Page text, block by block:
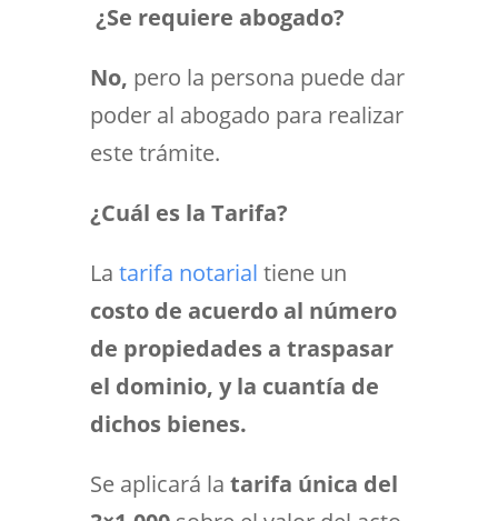
¿Se requiere abogado?
No, pero la persona puede dar
poder al abogado para realizar
este trámite.
¿Cuál es la Tarifa?
La tarifa notarial tiene un
costo de acuerdo al número
de propiedades a traspasar
el dominio, y la cuantía de
dichos bienes.
Se aplicará la tarifa única del